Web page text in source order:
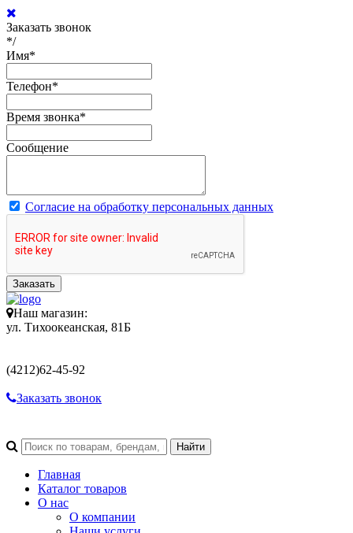
Заказать звонок
*/
Имя*
Телефон*
Время звонка*
Сообщение
Согласие на обработку персональных данных
Заказать
Наш магазин:
ул. Тихоокеанская, 81Б
(4212)62-45-92
Заказать звонок
Главная
Каталог товаров
О нас
О компании